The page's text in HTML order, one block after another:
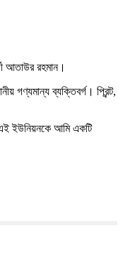
আতাউর রহমান।
গণ্যমান্য ব্যক্তিবর্গ। প্রিন্ট,
এই ইউনিয়নকে আমি একটি